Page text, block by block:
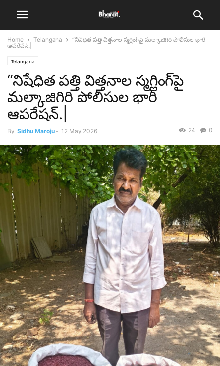
Home Telangana
“నిషేధిత పత్తి విత్తనాల స్మగ్లింగ్‌పై మల్కాజిగిరి పోలీసుల భారీ
ఆపరేషన్.|
Telangana
“నిషేధిత పత్తి విత్తనాల స్మగ్లింగ్‌పై
మల్కాజిగిరి పోలీసుల భారీ
ఆపరేషన్.|
By Sidhu Maroju - 12 May 2026 0
24